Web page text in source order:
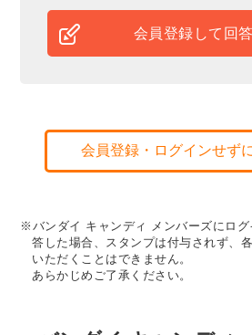
会員登録して回
会員登録・ログインせず
※バンダイ キャンディ メンバーズにログ
答した場合、スタンプは付与されず、
いただくことはできません。
あらかじめご了承ください。